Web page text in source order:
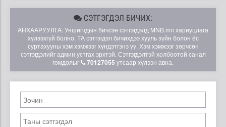
СЭТГЭГДЭЛ БИЧИХ:
АНХААРУУЛГА: Уншигчдын бичсэн сэтгэгдэлд MNB.mn хариуцлага
хүлээхгүй болно. ТА сэтгэгдэл бичихдээ хууль зүйн болон ёс
суртахууны хэм хэмжээг хүндэтгэнэ үү. Хэм хэмжээг зөрчсөн
сэтгэгдэлийг админ устгах эрхтэй. Сэтгэгдэлтэй холбоотой санал
гомдолыг
70127055 утсаар хүлээн авна.